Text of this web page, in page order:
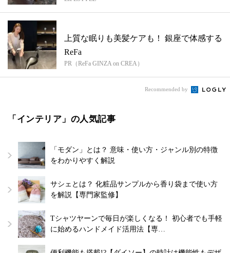
上質な眠りも美髪ケアも！ 銀座で体感する
ReFa
PR（ReFa GINZA on CREA）
Recommended by
「インテリア」の人気記事
「モダン」とは？ 意味・使い方・ジャンル別の特徴
をわかりやすく解説
サシェとは？ 化粧品サンプルから香り袋まで使い方
を解説【専門家監修】
Tシャツヤーンで毎日が楽しくなる！ 初心者でも手軽
に始めるハンドメイド活用法【専…